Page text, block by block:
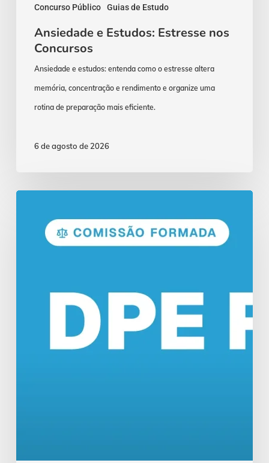
Concurso Público Guias de Estudo
Ansiedade e Estudos: Estresse nos
Concursos
Ansiedade e estudos: entenda como o estresse altera
memória, concentração e rendimento e organize uma
rotina de preparação mais eficiente.
6 de agosto de 2026